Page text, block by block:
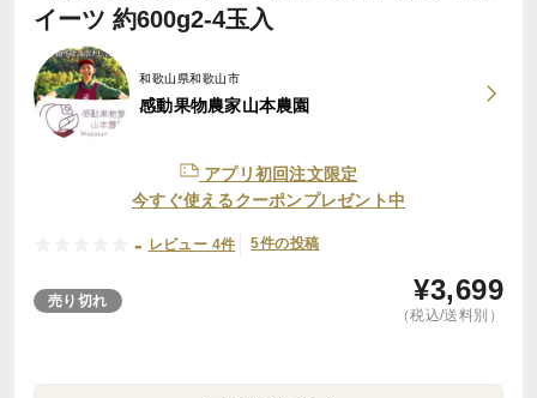
イーツ 約600g2-4玉入
和歌山県和歌山市
感動果物農家山本農園
アプリ初回注文限定
今すぐ使えるクーポンプレゼント中
- レビュー 4件 5件の投稿
売り切れ ¥3,699
（税込/送料別）